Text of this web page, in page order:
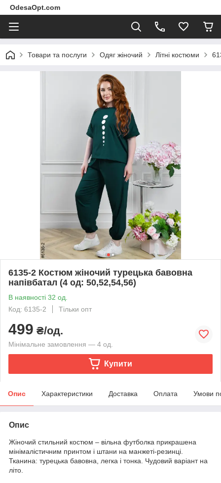
OdesaOpt.com
Товари та послуги Одяг жіночий Літні костюми
6135-2 Костюм жіночий турецька бавовна
напівбатал (4 од: 50,52,54,56)
В наявності 32 од.
Код: 6135-2
Тільки опт
499 ₴/од.
Мінімальне замовлення — 4 од.
Купити
Опис Характеристики Доставка Оплата Умови
Опис
Жіночий стильний костюм – вільна футболка прикрашена
мінімалістичним принтом і штани на манжеті-резинці.
Тканина: турецька бавовна, легка і тонка. Чудовий варіант на
літо.